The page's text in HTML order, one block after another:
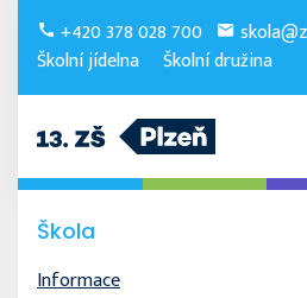
+420 378 028 700
Školní jídelna
Školní družina
Škola
Informace